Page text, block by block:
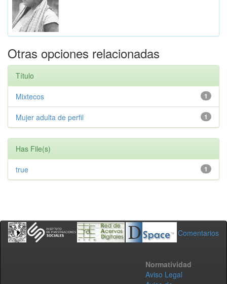
Otras opciones relacionadas
Título
1
Mixtecos
1
Mujer adulta de perfil
Has File(s)
1
true
Comentarios
Normatividad
Aviso Legal